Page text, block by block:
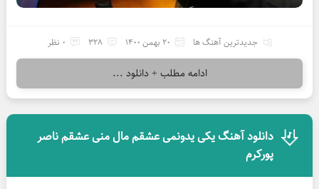
جدیدترین آهنگ ها 20 بهمن 1400 328 0 نظر
ادامه مطلب + دانلود ...
دانلود آهنگ یکی یدونمی عشقم مال منی عشقم ناصر
پورکرم